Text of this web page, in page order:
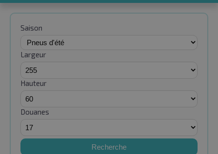
Saison
Largeur
Hauteur
Douanes
Recherche